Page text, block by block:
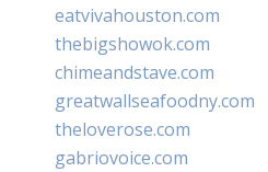
eatvivahouston.com
thebigshowok.com
chimeandstave.com
greatwallseafoodny.com
theloverose.com
gabriovoice.com